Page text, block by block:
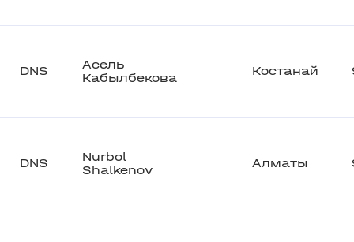
DNS
Асель
Кабылбекова
Костанай
DNS
Nurbol
Shalkenov
Алматы